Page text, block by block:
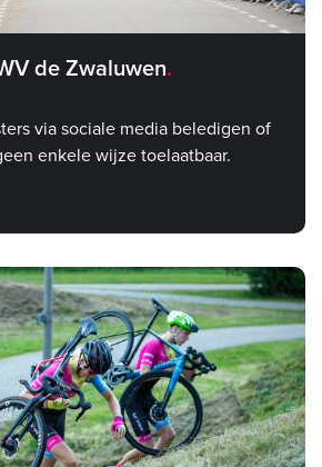
de Zwaluwen
via sociale media beledigen of
enkele wijze toelaatbaar.